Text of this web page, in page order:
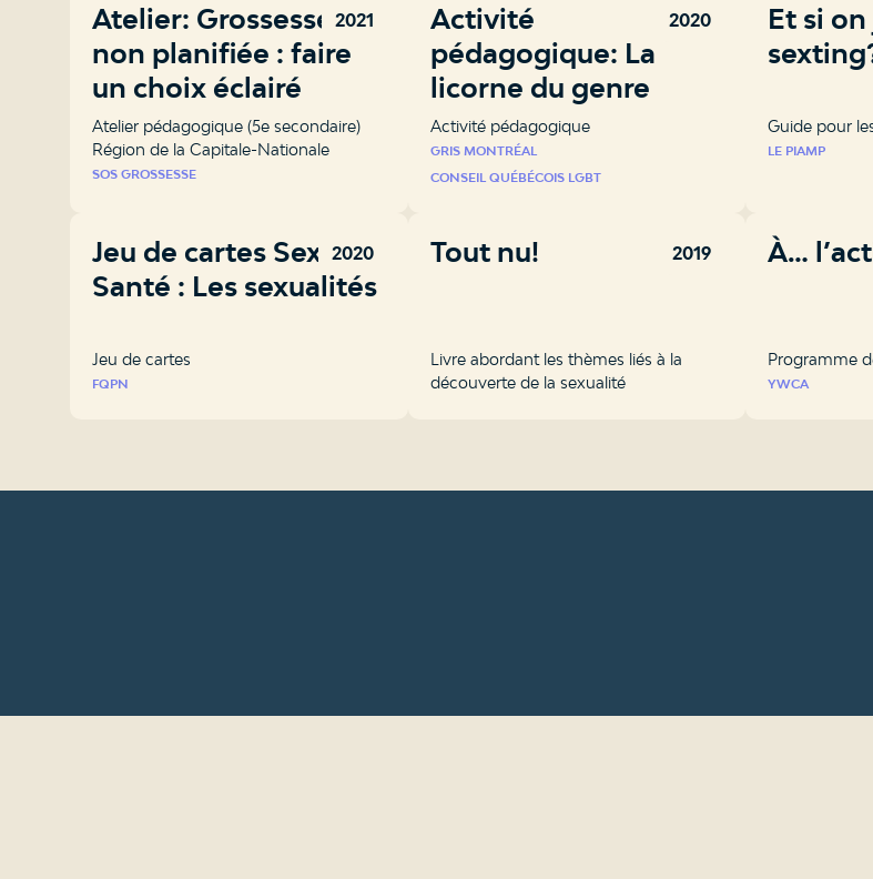
2021
Atelier: Grossesse
non planifiée : faire
un choix éclairé
Atelier pédagogique (5e secondaire)
Région de la Capitale-Nationale
SOS GROSSESSE
2020
Activité
pédagogique: La
licorne du genre
Activité pédagogique
GRIS MONTRÉAL
CONSEIL QUÉBÉCOIS LGBT
Et si
Guide pour
LE PIAMP
2020
Jeu de cartes Sexe &
Santé : Les sexualités
Jeu de cartes
FQPN
2019
Tout nu!
Livre abordant les thèmes liés à la
découverte de la sexualité
À…
Programme
YWCA